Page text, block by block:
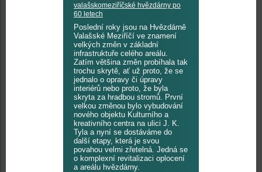
valašskomeziříčské hvězdárny po
60 letech
Poslední roky jsou na Hvězdárně
Valašské Meziříčí ve znamení
velkých změn v základní
infrastruktuře celého areálu.
Zatím většina změn probíhala tak
trochu skrytě, ať už proto, že se
jednalo o opravy či úpravy
interiérů nebo proto, že byla
skryta za hradbou stromů. První
velkou změnou bylo vybudování
nového objektu Kulturního a
kreativního centra na ulici J. K.
Tyla a nyní se dostáváme do
další etapy, která je svou
povahou velmi zřetelná. Jedná se
o komplexní revitalizaci oplocení
a areálu hvězdárny.